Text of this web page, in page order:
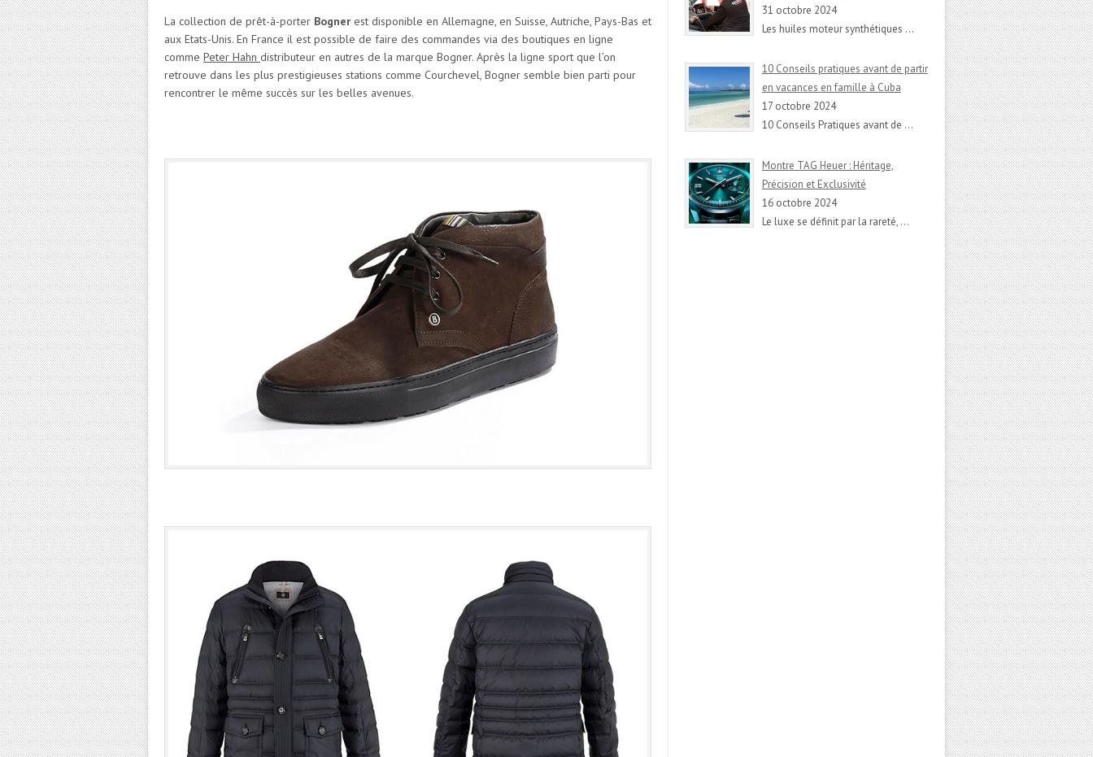
La collection de prêt-à-porter Bogner est disponible en Allemagne, en Suisse, Autriche, Pays-Bas et
aux Etats-Unis. En France il est possible de faire des commandes via des boutiques en ligne
comme Peter Hahn distributeur en autres de la marque Bogner. Après la ligne sport que l’on
retrouve dans les plus prestigieuses stations comme Courchevel, Bogner semble bien parti pour
rencontrer le même succès sur les belles avenues.
31 octobre 2024
Les huiles moteur synthétiques …
10 Conseils pratiques avant de partir
en vacances en famille à Cuba
17 octobre 2024
10 Conseils Pratiques avant de …
Montre TAG Heuer : Héritage,
Précision et Exclusivité
16 octobre 2024
Le luxe se définit par la rareté, …